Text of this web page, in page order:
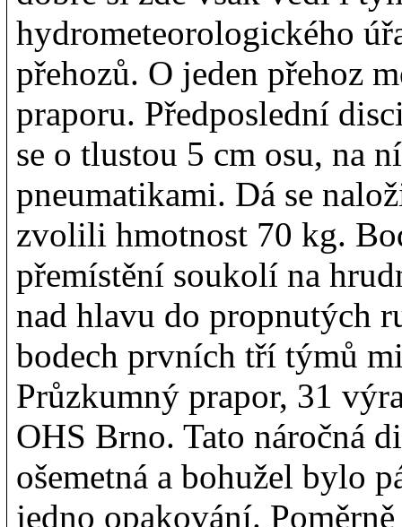
hydrometeorologického
přehozů. O jeden přehoz
praporu. Předposlední
se o tlustou 5 cm osu,
pneumatikami. Dá se
zvolili hmotnost 70 kg.
přemístění soukolí na
nad hlavu do
bodech prvních tří týmů
Průzkumný prapor, 31
OHS Brno. Tato náročná
ošemetná a bohužel bylo
jedno opakování.